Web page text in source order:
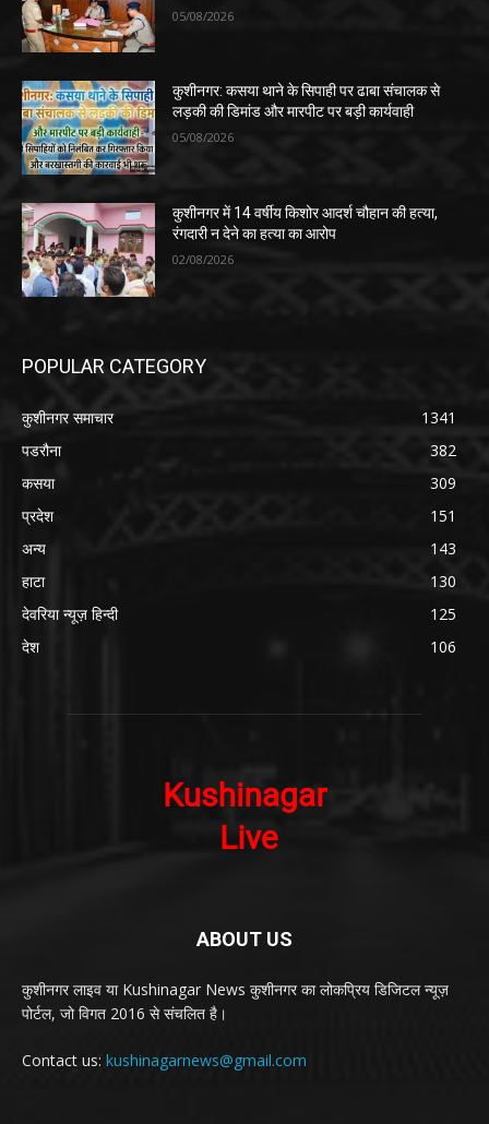
05/08/2026
कुशीनगर: कसया थाने के सिपाही पर ढाबा संचालक से
लड़की की डिमांड और मारपीट पर बड़ी कार्यवाही
05/08/2026
कुशीनगर में 14 वर्षीय किशोर आदर्श चौहान की हत्या,
रंगदारी न देने का हत्या का आरोप
02/08/2026
POPULAR CATEGORY
कुशीनगर समाचार
1341
पडरौना
382
कसया
309
प्रदेश
151
अन्य
143
हाटा
130
देवरिया न्यूज़ हिन्दी
125
देश
106
ABOUT US
कुशीनगर लाइव या Kushinagar News कुशीनगर का लोकप्रिय डिजिटल न्यूज़
पोर्टल, जो विगत 2016 से संचलित है।
Contact us: kushinagarnews@gmail.com